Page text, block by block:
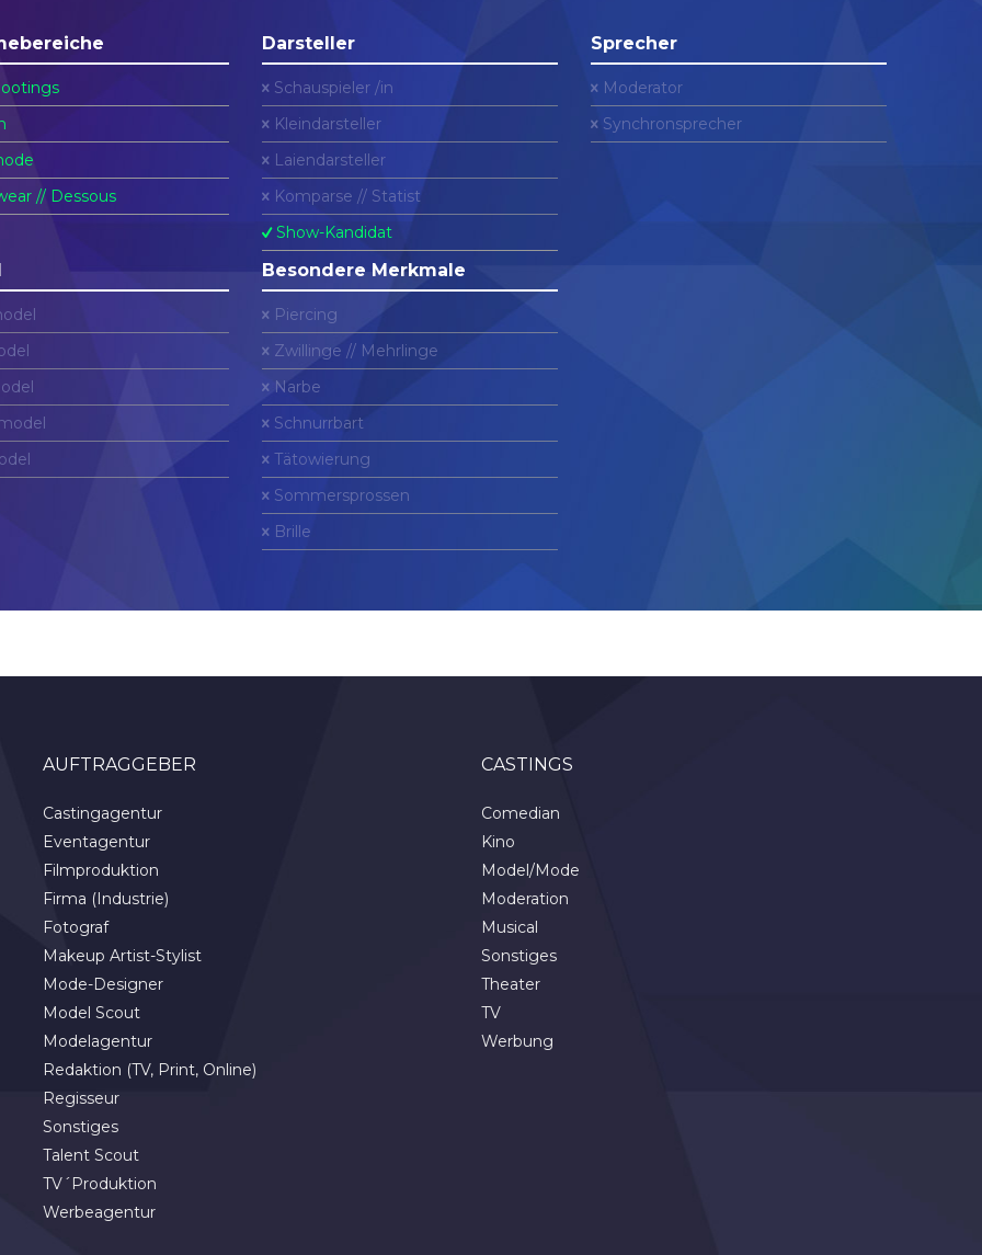
// Dessous
Darsteller
Schauspieler /in
Kleindarsteller
Laiendarsteller
Komparse // Statist
Show-Kandidat
Sprecher
Moderator
Synchronsprecher
Besondere Merkmale
Piercing
Zwillinge // Mehrlinge
Narbe
Schnurrbart
Tätowierung
Sommersprossen
Brille
AUFTRAGGEBER
Castingagentur
Eventagentur
Filmproduktion
Firma (Industrie)
Fotograf
Makeup Artist-Stylist
Mode-Designer
Model Scout
Modelagentur
Redaktion (TV, Print, Online)
Regisseur
Sonstiges
Talent Scout
TV´Produktion
Werbeagentur
CASTINGS
Comedian
Kino
Model/Mode
Moderation
Musical
Sonstiges
Theater
TV
Werbung